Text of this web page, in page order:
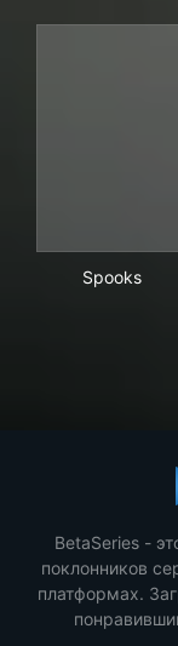
Spooks
BetaSeries -
поклонников
платформах.